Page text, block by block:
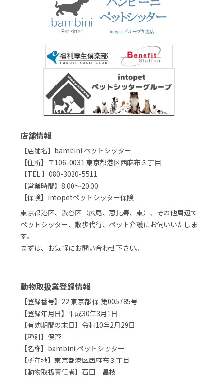
店舗情報
【店舗名】bambini ペットシッター
【住所】〒106-0031 東京都港区西麻布３丁目
【TEL 】080-3020-5511
【営業時間】8:00～20:00
【保険】intopetペットシッター保険
東京都港区、渋谷区（広尾、恵比寿、東）、その他周辺で
ペットシッター、散歩代行、ペット介護にお伺いいたしま
す。
まずは、お気軽にお問い合わせ下さい。
動物取扱業登録情報
【登録番号】22 東京都 保 第005785号
【登録年月日】平成30年3月1日
【有効期間の末日】令和10年2月29日
【種別】保管
【名称】bambini ペットシッター
【所在地】東京都港区西麻布３丁目
【動物取扱責任者】石田 昌枝